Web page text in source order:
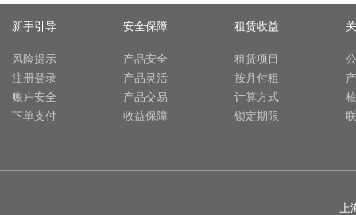
新手引导
风险提示
注册登录
账户安全
下单支付
安全保障
产品安全
产品灵活
产品交易
收益保障
租赁收益
租赁项目
按月付租
计算方式
锁定期限